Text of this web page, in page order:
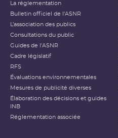
La réglementation
Bulletin officiel de l'ASNR
L’association des publics
Consultations du public
Guides de l'ASNR
Cadre législatif
RFS
Évaluations environnementales
Mesures de publicité diverses
Élaboration des décisions et guides
INB
Réglementation associée